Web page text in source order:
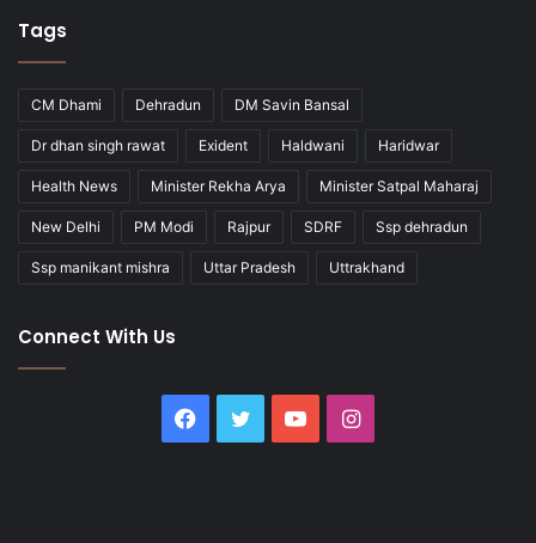
Tags
CM Dhami Dehradun DM Savin Bansal
Dr dhan singh rawat Exident Haldwani Haridwar
Health News Minister Rekha Arya Minister Satpal Maharaj
New Delhi PM Modi Rajpur SDRF Ssp dehradun
Ssp manikant mishra Uttar Pradesh Uttrakhand
Connect With Us
Facebook
Twitter YouTubeInstagram